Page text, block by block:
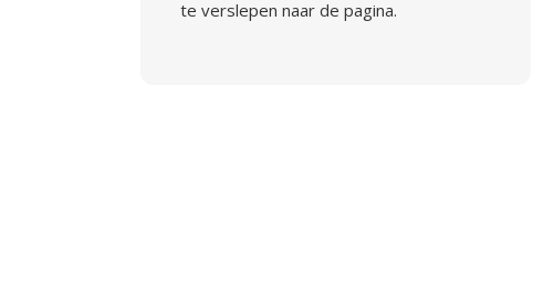
te verslepen naar de pagina.